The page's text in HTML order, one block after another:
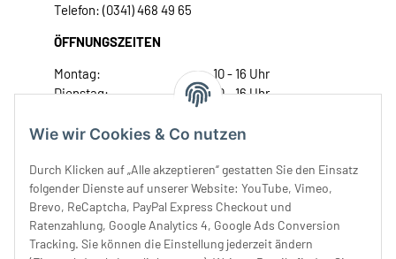
Wie wir Cookies & Co nutzen
Durch Klicken auf „Alle akzeptieren“ gestatten Sie den Einsatz
folgender Dienste auf unserer Website: YouTube, Vimeo,
Brevo, ReCaptcha, PayPal Express Checkout und
Ratenzahlung, Google Analytics 4, Google Ads Conversion
Tracking. Sie können die Einstellung jederzeit ändern
Telefon: (0341) 468 49 65
ÖFFNUNGSZEITEN
Montag:
10 - 16 Uhr
Dienstag:
10 - 16 Uhr
Donnerstag:
10 - 18 Uhr
Samstag:
10 - 14 Uhr
Unser Service
Rechtliches